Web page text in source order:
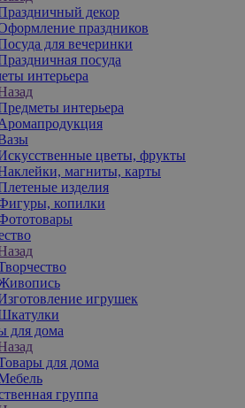
декор
праздников
для вечеринки
посуда
интерьера
интерьера
цветы, фрукты
магниты, карты
изделия
копилки
игрушек
для дома
для дома
группа